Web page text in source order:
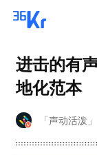
进击的有
地化范本
「声动活泼」